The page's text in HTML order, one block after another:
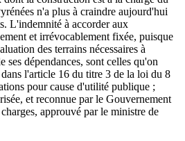
n'a plus à craindre aujourd'hui
L'indemnité à accorder aux
et irrévocablement fixée, puisque
des terrains nécessaires à
ses dépendances, sont celles qu'on
l'article 16 du titre 3 de la loi du 8
pour cause d'utilité publique ;
et reconnue par le Gouvernement
approuvé par le ministre de